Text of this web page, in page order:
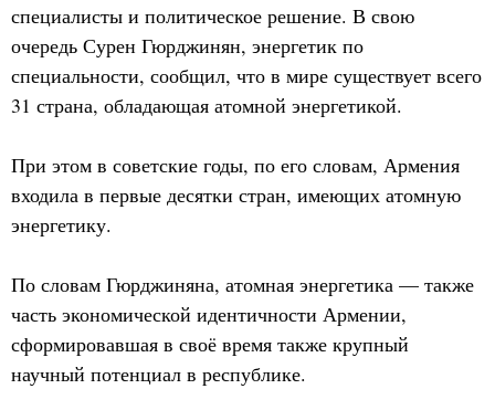
специалисты и политическое решение. В свою
очередь Сурен Гюрджинян, энергетик по
специальности, сообщил, что в мире существует всего
31 страна, обладающая атомной энергетикой.
При этом в советские годы, по его словам, Армения
входила в первые десятки стран, имеющих атомную
энергетику.
По словам Гюрджиняна, атомная энергетика — также
часть экономической идентичности Армении,
сформировавшая в своё время также крупный
научный потенциал в республике.